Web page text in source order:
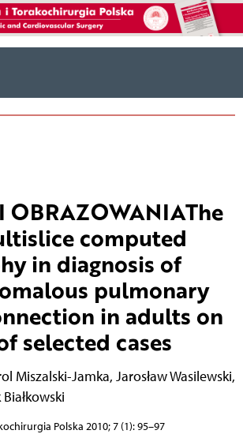
OBRAZOWANIAThe
computed
in diagnosis of
pulmonary
in adults on
selected cases
Miszalski-Jamka, Jarosław Wasilewski,
Białkowski
Polska 2010; 7 (1): 95–97